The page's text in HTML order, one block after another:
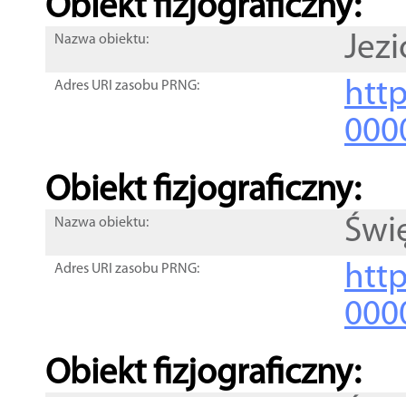
Obiekt fizjograficzny:
Nazwa obiektu:
Adres URI zasobu PRNG:
Obiekt fizjograficzny:
Nazwa obiektu:
Adres URI zasobu PRNG:
Obiekt fizjograficzny: